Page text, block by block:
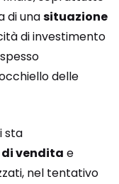
di unasituazione
di investimento
delle
sta
vendita e
nel tentativo